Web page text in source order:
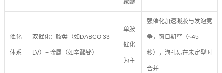
聚醚
催化
体系
双催化：胺类（如DABCO 33-
LV）+ 金属（如辛酸铋）
单胺
催化
为主
强催化加速凝胶与发泡竞
争，窗口期窄（<45
秒），泡孔易在未定型时
合并